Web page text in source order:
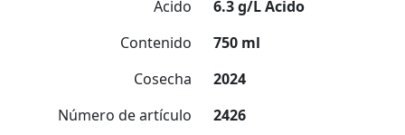
Ácido
6.3 g/L Ácido
Contenido
750 ml
Cosecha
2024
Número de artículo
2426